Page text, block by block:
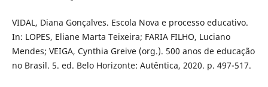
VIDAL, Diana Gonçalves. Escola Nova e processo educativo.
In: LOPES, Eliane Marta Teixeira; FARIA FILHO, Luciano
Mendes; VEIGA, Cynthia Greive (org.). 500 anos de educação
no Brasil. 5. ed. Belo Horizonte: Autêntica, 2020. p. 497-517.